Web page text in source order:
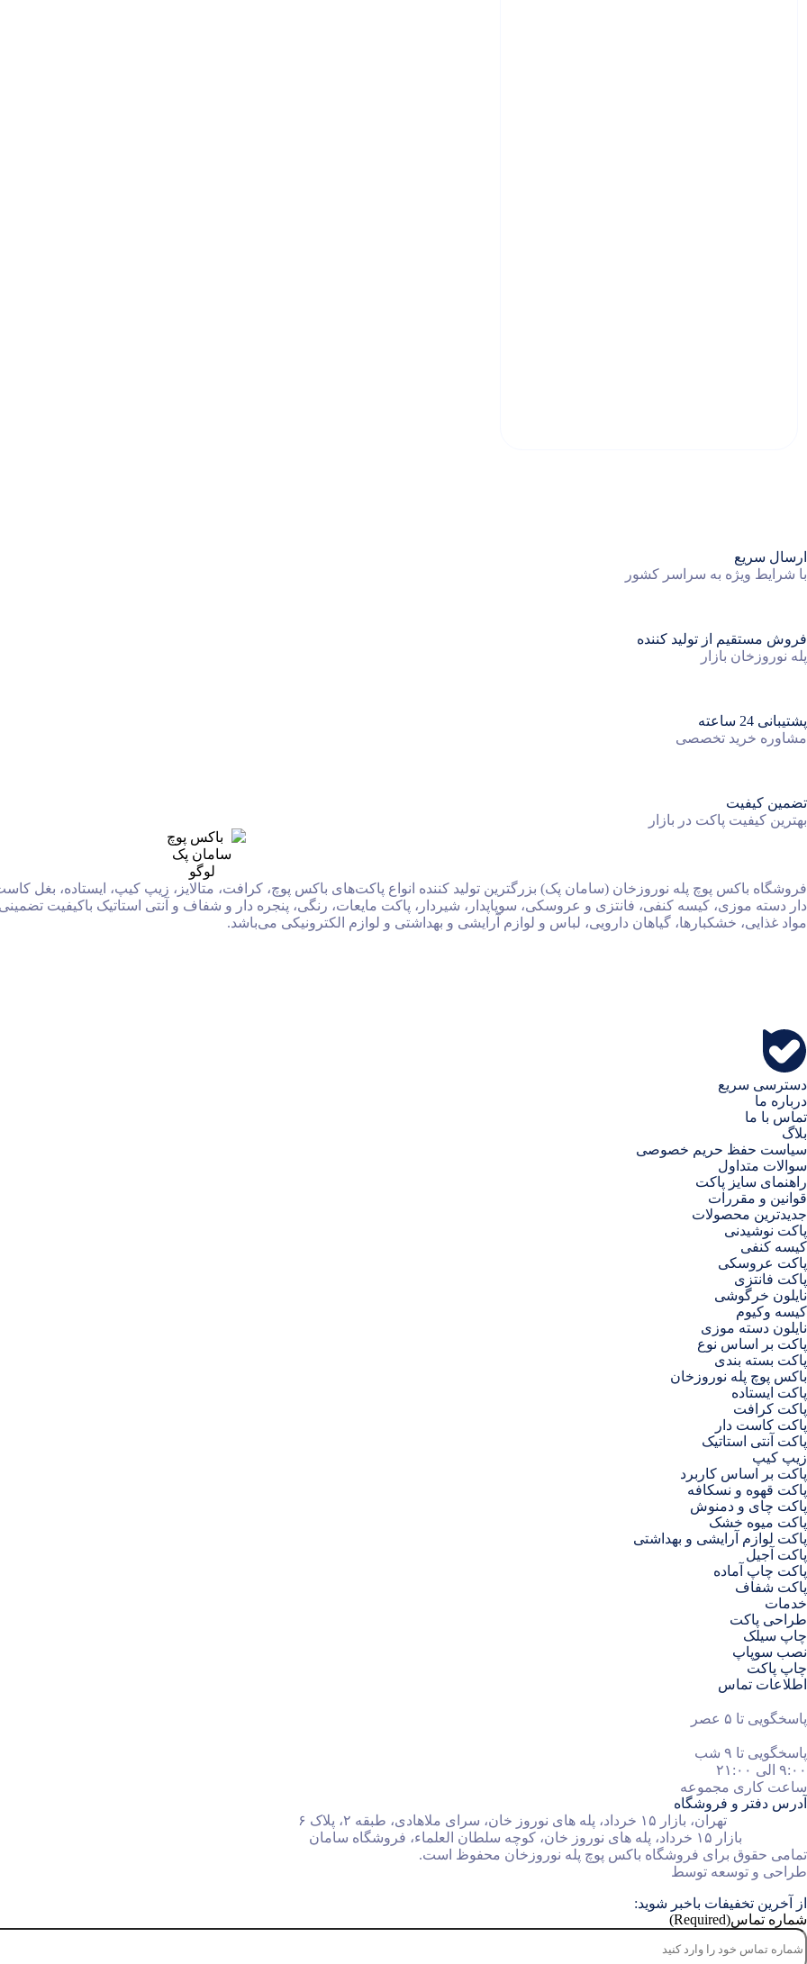
ارسال سریع
با شرایط ویژه به سراسر کشور
فروش مستقیم از تولید کننده
پله نوروزخان بازار
پشتیبانی 24 ساعته
مشاوره خرید تخصصی
تضمین کیفیت
بهترین کیفیت پاکت در بازار
فروشگاه باکس پوچ پله نوروزخان (سامان پک) بزرگترین تولید کننده انواع پاکت‌‌های باکس پوچ، کرافت، متالایز، زیپ کیپ، ایستاده،
دار دسته موزی، کیسه کنفی، فانتزی و عروسکی، سوپاپدار، شیردار، پاکت مایعات، رنگی، پنجره دار و شفاف و آنتی استاتیک باکیفیت
مواد غذایی، خشکبارها، گیاهان دارویی، لباس و لوازم آرایشی و بهداشتی و لوازم الکترونیکی می‌باشد.
دسترسی سریع
درباره ما
تماس با ما
بلاگ
سیاست حفظ حریم خصوصی
سوالات متداول
راهنمای سایز پاکت
قوانین و مقررات
جدیدترین محصولات
پاکت نوشیدنی
کیسه کنفی
پاکت عروسکی
پاکت فانتزی
نایلون خرگوشی
کیسه وکیوم
نایلون دسته موزی
پاکت بر اساس نوع
پاکت بسته بندی
باکس پوچ پله نوروزخان
پاکت ایستاده
پاکت کرافت
پاکت کاست دار
پاکت آنتی استاتیک
زیپ کیپ
پاکت بر اساس کاربرد
پاکت قهوه و نسکافه
پاکت چای و دمنوش
پاکت میوه خشک
پاکت لوازم آرایشی و بهداشتی
پاکت آجیل
پاکت چاپ آماده
پاکت شفاف
خدمات
طراحی پاکت
چاپ سیلک
نصب سوپاپ
چاپ پاکت
اطلاعات تماس
پاسخگویی تا ۵ عصر
پاسخگویی تا ۹ شب
۹:۰۰ الی ۲۱:۰۰
ساعت کاری مجموعه
آدرس دفتر و فروشگاه
تهران، بازار ۱۵ خرداد، پله های نوروز خان، سرای ملاهادی، طبقه ۲، پلاک ۶
بازار ۱۵ خرداد، پله های نوروز خان، کوچه سلطان العلماء، فروشگاه سامان
تمامی حقوق برای فروشگاه باکس پوچ پله نوروزخان محفوظ است.
طراحی و توسعه توسط
از آخرین تخفیفات باخبر شوید:
شماره تماس(Required)